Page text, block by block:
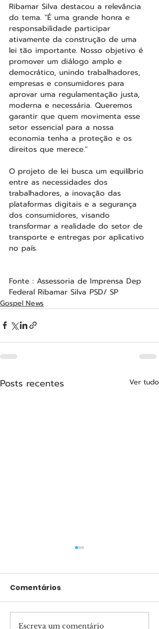
Ribamar Silva destacou a relevância
do tema. "É uma grande honra e
responsabilidade participar
ativamente da construção de uma
lei tão importante. Nosso objetivo é
promover um diálogo amplo e
democrático, unindo trabalhadores,
empresas e consumidores para
aprovar uma regulamentação justa,
moderna e necessária. Queremos
garantir que quem movimenta esse
setor essencial para a nossa
economia tenha a proteção e os
direitos que merece."
O projeto de lei busca um equilíbrio
entre as necessidades dos
trabalhadores, a inovação das
plataformas digitais e a segurança
dos consumidores, visando
transformar a realidade do setor de
transporte e entregas por aplicativo
no país.
Fonte : Assessoria de Imprensa Dep
Federal Ribamar Silva PSD/ SP
Gospel News
Posts recentes Ver tudo
Comentários
Escreva um comentário